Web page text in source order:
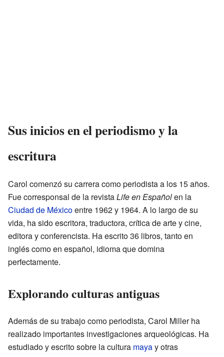
Sus inicios en el periodismo y la
escritura
Carol comenzó su carrera como periodista a los 15 años.
Fue corresponsal de la revistaLife en Españolen la
Ciudad de Méxicoentre 1962 y 1964. A lo largo de su
vida, ha sido escritora, traductora, crítica de arte y cine,
editora y conferencista. Ha escrito 36 libros, tanto en
inglés como en español, idioma que domina
perfectamente.
Explorando culturas antiguas
Además de su trabajo como periodista, Carol Miller ha
realizado importantes investigaciones arqueológicas. Ha
estudiado y escrito sobre la cultura mayay otras